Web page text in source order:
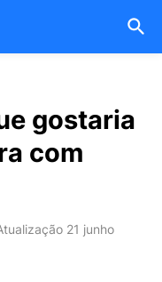
gostaria
com
21 junho